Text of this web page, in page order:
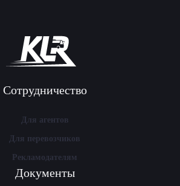
Сотрудничество
Для агентов
Для перевозчиков
Рекламодателям
Документы